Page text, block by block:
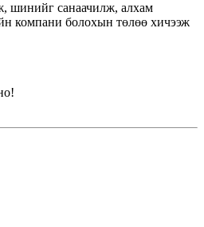
шинийг санаачилж, алхам
компани болохын төлөө хичээж